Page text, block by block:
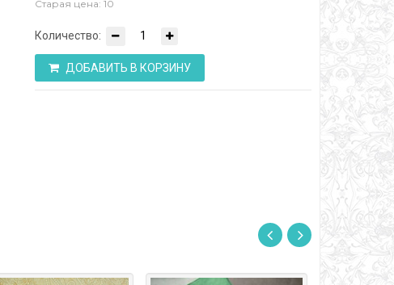
Старая цена: 10
Количество:
ДОБАВИТЬ В КОРЗИНУ